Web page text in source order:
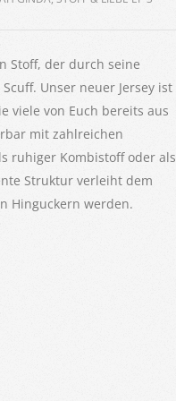
Stoff, der durch seine
Unser neuer Jersey ist
viele von Euch bereits aus
mit zahlreichen
ruhiger Kombistoff oder als
Struktur verleiht dem
Hinguckern werden.